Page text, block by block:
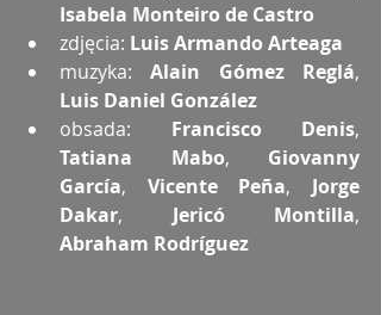
Isabela Monteiro de Castro
zdjęcia: Luis Armando Arteaga
muzyka: Alain Gómez Reglá
Luis Daniel González
obsada: Francisco Denis
Tatiana Mabo, Giovanny
García, Vicente Peña, Jorge
Dakar, Jericó Montilla
Abraham Rodríguez